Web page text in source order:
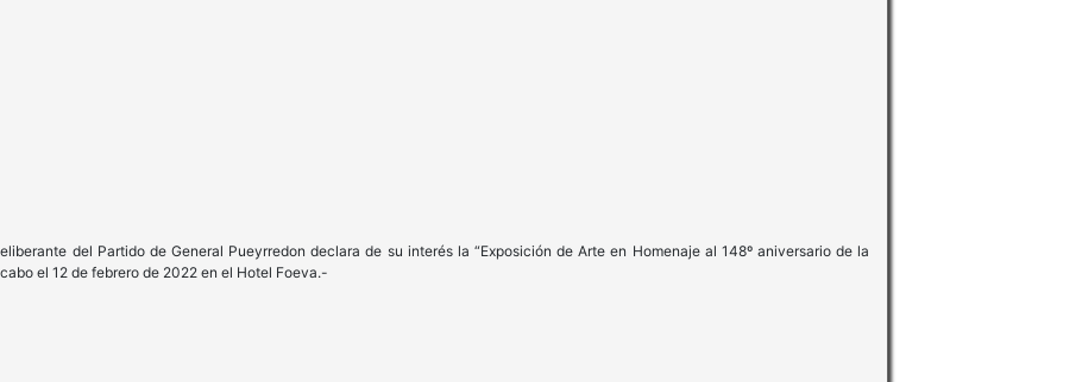
del Partido de General Pueyrredon declara de su interés la “Exposición de Arte en Homenaje al 148º aniversario de la
el 12 de febrero de 2022 en el Hotel Foeva.-